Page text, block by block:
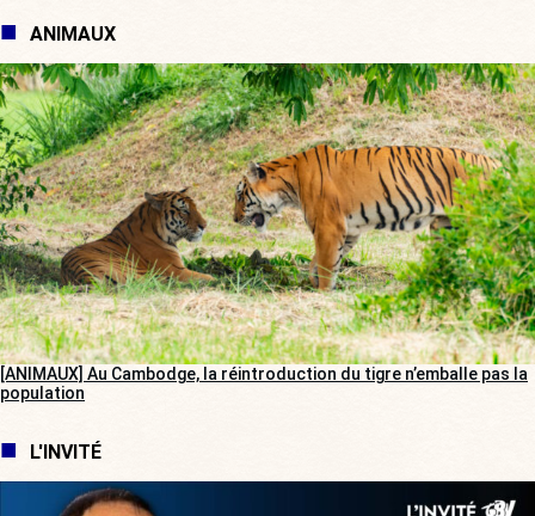
ANIMAUX
[ANIMAUX] Au Cambodge, la réintroduction du tigre n’emballe pas la
population
L'INVITÉ